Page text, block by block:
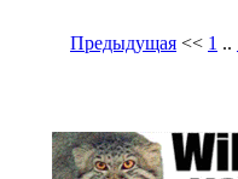
Предыдущая << 1 ..